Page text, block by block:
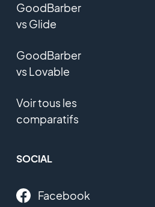
GoodBarber
vs Glide
GoodBarber
vs Lovable
Voir tous les
comparatifs
SOCIAL
Facebook